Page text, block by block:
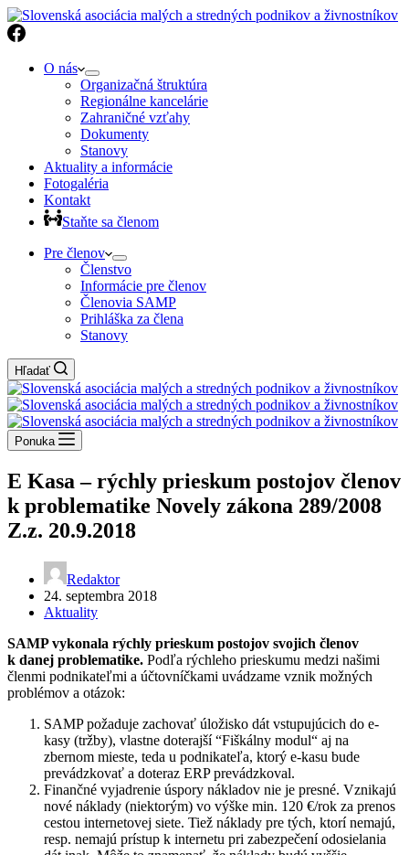
O nás
Organizačná štruktúra
Regionálne kancelárie
Zahraničné vzťahy
Dokumenty
Stanovy
Aktuality a informácie
Fotogaléria
Kontakt
Staňte sa členom
Pre členov
Členstvo
Informácie pre členov
Členovia SAMP
Prihláška za člena
Stanovy
Hľadať
Ponuka
E Kasa – rýchly prieskum postojov členov
k problematike Novely zákona 289/2008
Z.z. 20.9.2018
Redaktor
24. septembra 2018
Aktuality
SAMP vykonala rýchly prieskum postojov svojich členov
k danej problematike. Podľa rýchleho prieskumu medzi našimi
členmi podnikateľmi a účtovníčkami uvádzame vznik možných
problémov a otázok:
SAMP požaduje zachovať úložisko dát vstupujúcich do e-
kasy (tržby), vlastne doterajší “Fiškálny modul“ aj na
zbernom mieste, teda u podnikateľa, ktorý e-kasu bude
prevádzkovať a doteraz ERP prevádzkoval.
Finančné vyjadrenie úspory nákladov nie je presné. Vznikajú
nové náklady (niektorým) vo výške min. 120 €/rok za prenos
cestou internetovej siete. Tiež náklady pre tých, ktorí nemajú,
resp. nemajú prístup k internetu pri zabezpečení odosielania